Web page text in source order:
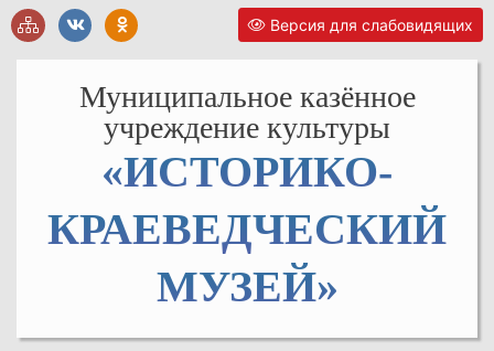
Версия для слабовидящих
Муниципальное казённое
учреждение культуры
«ИСТОРИКО-
КРАЕВЕДЧЕСКИЙ
МУЗЕЙ»